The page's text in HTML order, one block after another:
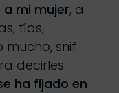
a mi mujer, a
tías,
snif
decirles
ha fijado en